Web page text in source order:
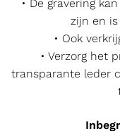
• De gravering
zijn en
• Ook
• Verzorg het
transparante leder